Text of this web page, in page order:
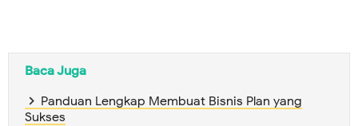
Baca Juga
Panduan Lengkap Membuat Bisnis Plan yang
Sukses